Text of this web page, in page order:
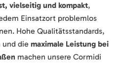
vielseitig und kompakt,
Einsatzort problemlos
Hohe Qualitätsstandards,
und die maximale Leistung bei
machen unsere Cormidi